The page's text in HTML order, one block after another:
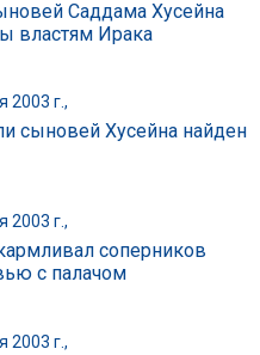
Саддама Хусейна
властям Ирака
2003 г.,
сыновей Хусейна найден
2003 г.,
соперников
с палачом
2003 г.,